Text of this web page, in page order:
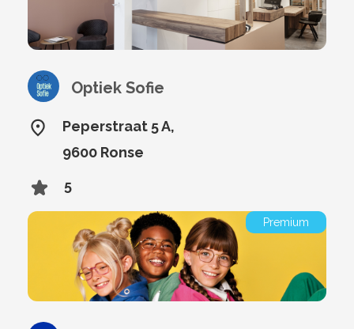
Optiek Sofie
Peperstraat 5 A,
9600 Ronse
5
Premium